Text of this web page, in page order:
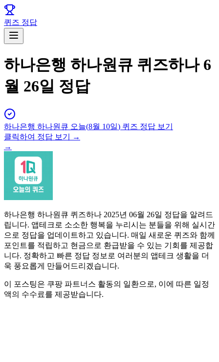
퀴즈 정답
하나은행 하나원큐 퀴즈하나 6
월 26일 정답
하나은행 하나원큐 오늘(8월 10일) 퀴즈 정답 보기
클릭하여 정답 보기 →
→
하나은행 하나원큐 퀴즈하나 2025년 06월 26일 정답을 알려드
립니다. 앱테크로 소소한 행복을 누리시는 분들을 위해 실시간
으로 정답을 업데이트하고 있습니다. 매일 새로운 퀴즈와 함께
포인트를 적립하고 현금으로 환급받을 수 있는 기회를 제공합
니다. 정확하고 빠른 정답 정보로 여러분의 앱테크 생활을 더
욱 풍요롭게 만들어드리겠습니다.
이 포스팅은 쿠팡 파트너스 활동의 일환으로, 이에 따른 일정
액의 수수료를 제공받습니다.